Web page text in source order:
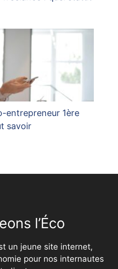
entrepreneur 1ère
savoir
l’Éco
un jeune site internet,
pour nos internautes